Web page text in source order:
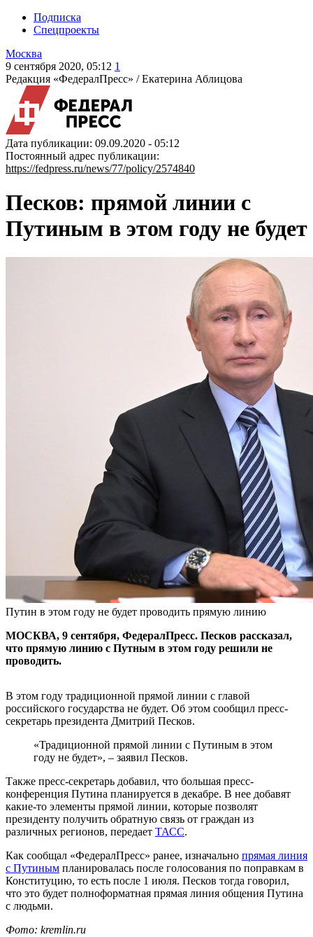
Подписка
Спецпроекты
Москва
9 сентября 2020, 05:12 1
Редакция «ФедералПресс» /Екатерина Аблицова
Дата публикации: 09.09.2020 - 05:12
Постоянный адрес публикации:
https://fedpress.ru/news/77/policy/2574840
Песков: прямой линии с
Путиным в этом году не будет
Путин в этом году не будет проводить прямую линию
МОСКВА, 9 сентября, ФедералПресс. Песков рассказал,
что прямую линию с Путным в этом году решили не
проводить.
В этом году традиционной прямой линии с главой
российского государства не будет. Об этом сообщил пресс-
секретарь президента Дмитрий Песков.
«Традиционной прямой линии с Путиным в этом
году не будет», – заявил Песков.
Также пресс-секретарь добавил, что большая пресс-
конференция Путина планируется в декабре. В нее добавят
какие-то элементы прямой линии, которые позволят
президенту получить обратную связь от граждан из
различных регионов, передает ТАСС.
Как сообщал «ФедералПресс» ранее, изначально прямая линия
с Путиным планировалась после голосования по поправкам в
Конституцию, то есть после 1 июля. Песков тогда говорил,
что это будет полноформатная прямая линия общения Путина
с людьми.
Фото: kremlin.ru